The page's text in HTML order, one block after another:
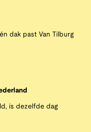
dak past Van Tilburg
is dezelfde dag